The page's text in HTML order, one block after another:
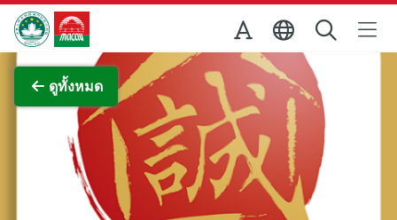
Skip to Main Content
สำนักงานการท่องเที่ยวของรัฐบาลมาเก๊า
ดูทั้งหมด
ภาพขยาย